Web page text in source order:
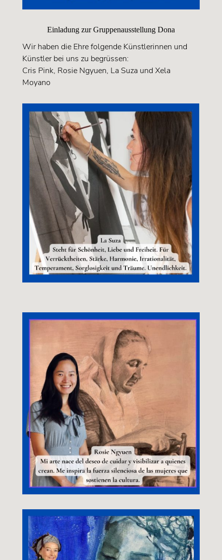
Einladung zur Gruppenausstellung Dona
Wir haben die Ehre folgende Künstlerinnen und
Künstler bei uns zu begrüssen:
Cris Pink, Rosie Ngyuen, La Suza und Xela
Moyano